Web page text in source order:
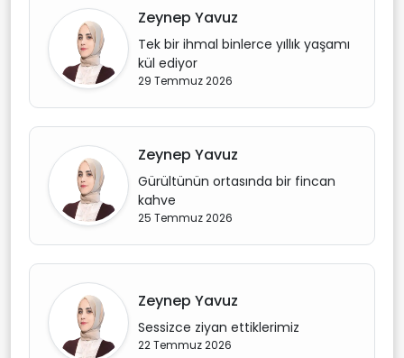
Zeynep Yavuz
Tek bir ihmal binlerce yıllık yaşamı
kül ediyor
29 Temmuz 2026
Zeynep Yavuz
Gürültünün ortasında bir fincan
kahve
25 Temmuz 2026
Zeynep Yavuz
Sessizce ziyan ettiklerimiz
22 Temmuz 2026